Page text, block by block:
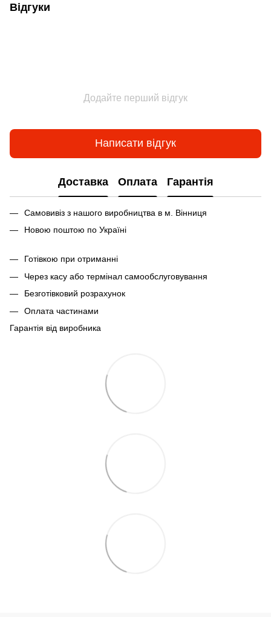
Відгуки
Додайте перший відгук
Написати відгук
Доставка Оплата Гарантія
Самовивіз з нашого виробництва в м. Вінниця
Новою поштою по Україні
Готівкою при отриманні
Через касу або термінал самообслуговування
Безготівковий розрахунок
Оплата частинами
Гарантія від виробника